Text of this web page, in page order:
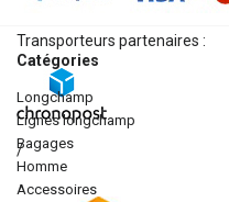
Transporteurs partenaires :
/
Catégories
longchamp
lignes longchamp
bagages
homme
accessoires